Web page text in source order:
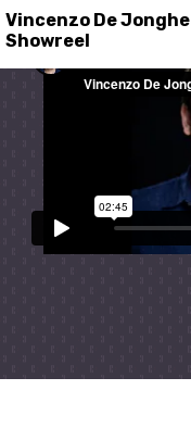
Vincenzo De Jonghe
Showreel